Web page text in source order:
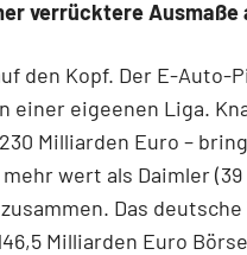
verrücktere Ausmaße
den Kopf. Der E-Auto-
eigeenen Liga.
Milliarden Euro –
wert als Daimler (39
Das
Milliarden Euro